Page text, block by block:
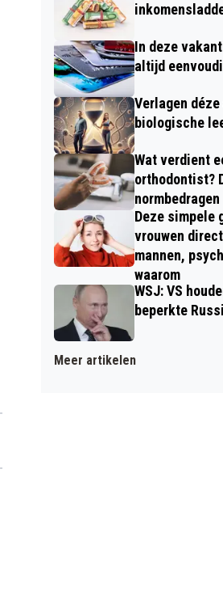
In deze
altijd
Verlagen
biologische
Wat verdient
orthodontist?
normbedragen
Deze simpele
vrouwen
mannen,
waarom
WSJ: VS
beperkte
Meer artikelen